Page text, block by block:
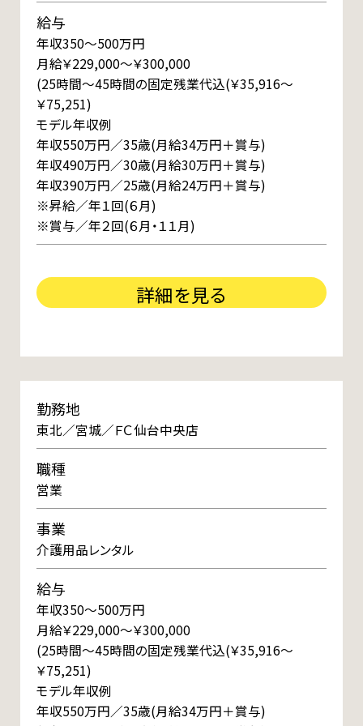
給与
年収350～500万円
月給￥229,000～￥300,000
(25時間～45時間の固定残業代込(￥35,916～
￥75,251)
モデル年収例
年収550万円／35歳(月給34万円＋賞与)
年収490万円／30歳(月給30万円＋賞与)
年収390万円／25歳(月給24万円＋賞与)
※昇給／年１回(６月)
※賞与／年２回(６月・１１月)
詳細を見る
勤務地
東北／宮城／ＦＣ仙台中央店
職種
営業
事業
介護用品レンタル
給与
年収350～500万円
月給￥229,000～￥300,000
(25時間～45時間の固定残業代込(￥35,916～
￥75,251)
モデル年収例
年収550万円／35歳(月給34万円＋賞与)